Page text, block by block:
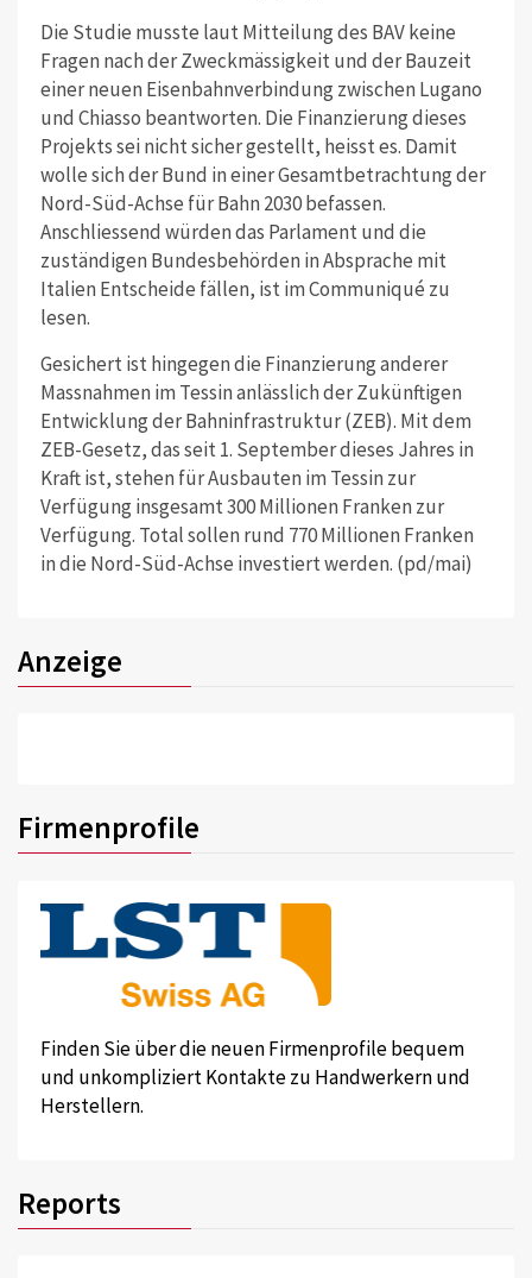
Die Studie musste laut Mitteilung des BAV keine
Fragen nach der Zweckmässigkeit und der Bauzeit
einer neuen Eisenbahnverbindung zwischen Lugano
und Chiasso beantworten. Die Finanzierung dieses
Projekts sei nicht sicher gestellt, heisst es. Damit
wolle sich der Bund in einer Gesamtbetrachtung der
Nord-Süd-Achse für Bahn 2030 befassen.
Anschliessend würden das Parlament und die
zuständigen Bundesbehörden in Absprache mit
Italien Entscheide fällen, ist im Communiqué zu
lesen.
Gesichert ist hingegen die Finanzierung anderer
Massnahmen im Tessin anlässlich der Zukünftigen
Entwicklung der Bahninfrastruktur (ZEB). Mit dem
ZEB-Gesetz, das seit 1. September dieses Jahres in
Kraft ist, stehen für Ausbauten im Tessin zur
Verfügung insgesamt 300 Millionen Franken zur
Verfügung. Total sollen rund 770 Millionen Franken
in die Nord-Süd-Achse investiert werden. (pd/mai)
Anzeige
Firmenprofile
Finden Sie über die neuen Firmenprofile bequem
und unkompliziert Kontakte zu Handwerkern und
Herstellern.
Reports